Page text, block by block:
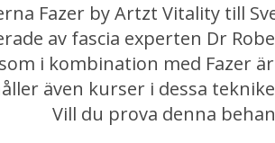
Fazer by Artzt Vitality till
av fascia experten Dr
i kombination med Fazer
även kurser i dessa
Vill du prova denna